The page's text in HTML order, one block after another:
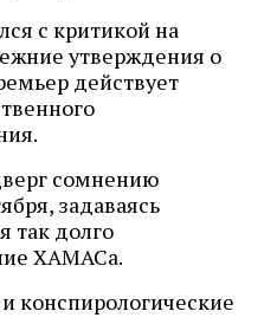
с критикой на
утверждения о
действует
сомнению
задаваясь
так долго
ХАМАСа.
конспирологические